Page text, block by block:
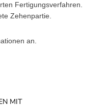
Fertigungsverfahren.
Zehenpartie.
an.
MIT